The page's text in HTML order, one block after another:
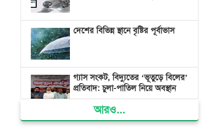
দেশের বিভিন্ন স্থানে বৃষ্টির পূর্বাভাস
গ্যাস সংকট, বিদ্যুতের ‘ভূতুড়ে বিলের’
প্রতিবাদ: চুলা-পাতিল নিয়ে অবস্থান
ক্ষমতার কেন্দ্র গণভবন থেকে রক্তাক্ত
আরও...